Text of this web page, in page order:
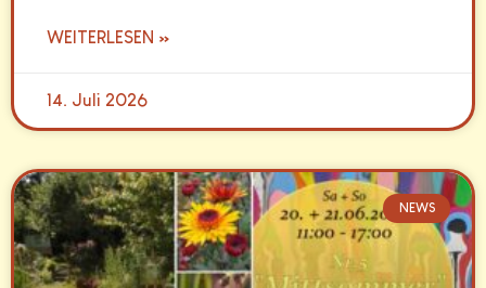
WEITERLESEN »
14. Juli 2026
NEWS